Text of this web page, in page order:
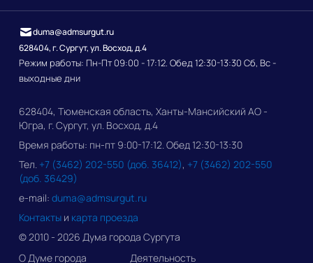
628404, г. Сургут, ул. Восход, д.4
Режим работы: Пн-Пт 09:00 - 17:12. Обед 12:30-13:30 Сб, Вс -
выходные дни
duma@admsurgut.ru
628404, Тюменская область, Ханты-Мансийский АО -
Югра, г. Сургут, ул. Восход, д.4
Время работы: пн-пт 9:00-17:12. Обед 12:30-13:30
Тел. +7 (3462) 202-550 (доб. 36412), +7 (3462) 202-550
(доб. 36429)
e-mail: duma@admsurgut.ru
Контакты и карта проезда
© 2010 - 2026 Дума города Сургута
О Думе города
Деятельность